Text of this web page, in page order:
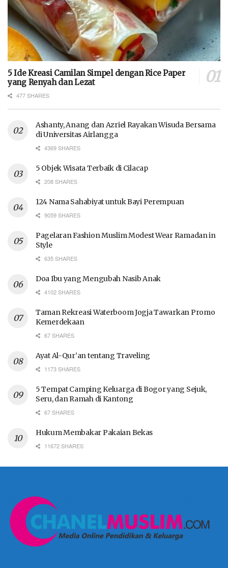
5 Ide Kreasi Camilan Simpel dengan Rice Paper
yang Renyah dan Lezat
477 SHARES
Ashanty, Anang dan Azriel Rayakan Wisuda Bersama
di Universitas Airlangga
4369 SHARES
5 Objek Wisata Terbaik di Cilacap
208 SHARES
124 Nama Sahabiyat untuk Bayi Perempuan
9059 SHARES
Pagelaran Fashion Muslim Modest Wear Ramadan in
Style
635 SHARES
Doa Ibu yang Mengubah Nasib Anak
4102 SHARES
Taman Rekreasi Waterboom Jogja Tawarkan Promo
Kemerdekaan
67 SHARES
Ayat Al-Qur’an tentang Traveling
1173 SHARES
5 Tempat Camping Keluarga di Bogor yang Sejuk,
Seru, dan Ramah di Kantong
67 SHARES
Hukum Membakar Pakaian Bekas
11672 SHARES